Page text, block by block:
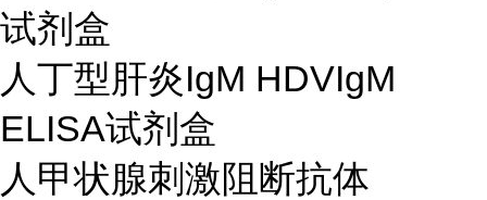
试剂盒
人丁型肝炎IgM HDVIgM
ELISA试剂盒
人甲状腺刺激阻断抗体